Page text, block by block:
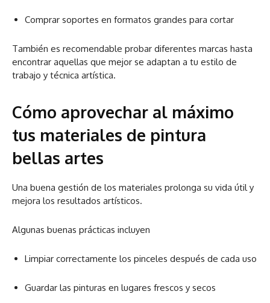
Comprar soportes en formatos grandes para cortar
También es recomendable probar diferentes marcas hasta
encontrar aquellas que mejor se adaptan a tu estilo de
trabajo y técnica artística.
Cómo aprovechar al máximo
tus materiales de pintura
bellas artes
Una buena gestión de los materiales prolonga su vida útil y
mejora los resultados artísticos.
Algunas buenas prácticas incluyen
Limpiar correctamente los pinceles después de cada uso
Guardar las pinturas en lugares frescos y secos